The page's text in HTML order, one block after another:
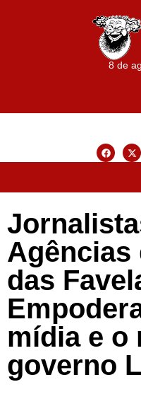
8 de
Agências
das
mídia e o
governo